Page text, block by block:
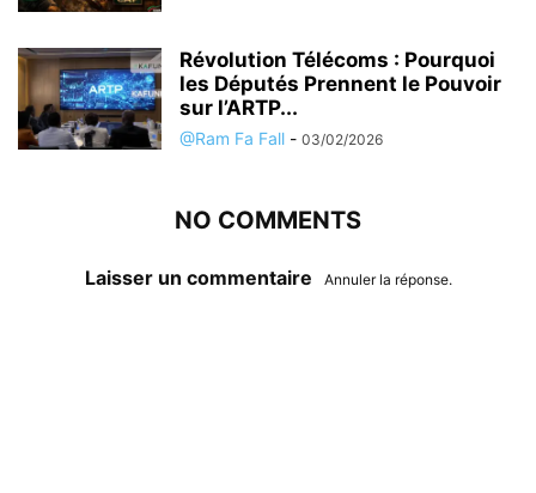
Révolution Télécoms : Pourquoi
les Députés Prennent le Pouvoir
sur l’ARTP...
@Ram Fa Fall - 03/02/2026
NO COMMENTS
Laisser un commentaire Annuler la réponse.